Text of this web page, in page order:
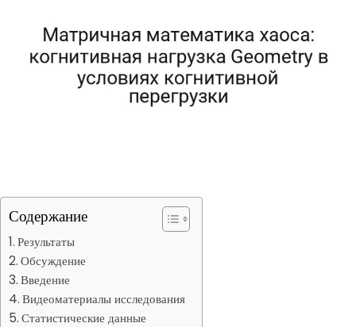
Содержание
Результаты
Обсуждение
Введение
Видеоматериалы исследования
Статистические данные